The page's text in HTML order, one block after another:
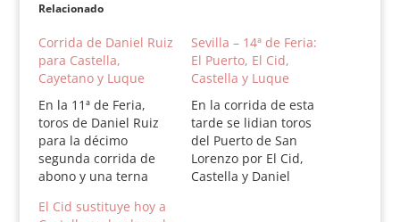
Relacionado
Corrida de Daniel Ruiz
para Castella,
Cayetano y Luque
En la 11ª de Feria,
toros de Daniel Ruiz
para la décimo
segunda corrida de
abono y una terna
Sebastián Castella,
Sevilla – 14ª de Feria:
El Puerto, El Cid,
Castella y Luque
En la corrida de esta
tarde se lidian toros
del Puerto de San
Lorenzo por El Cid,
Castella y Daniel
El Cid sustituye hoy a